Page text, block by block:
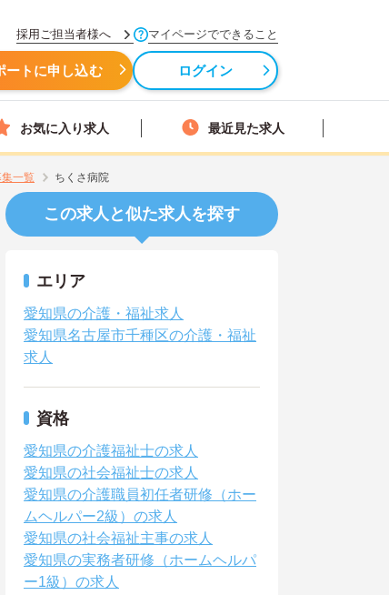
採用ご担当者様へ マイページでできること
ートに申し込む ログイン
お気に入り求人 最近見た求人
一覧 ちくさ病院
この求人と似た求人を探す
エリア
愛知県の介護・福祉求人
愛知県名古屋市千種区の介護・福祉
求人
資格
愛知県の介護福祉士の求人
愛知県の社会福祉士の求人
愛知県の介護職員初任者研修（ホー
ムヘルパー2級）の求人
愛知県の社会福祉主事の求人
愛知県の実務者研修（ホームヘルパ
ー1級）の求人